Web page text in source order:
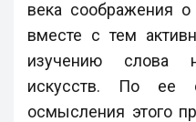
века соображения
вместе с тем
изучению слова
искусств. По ее
осмысления этого